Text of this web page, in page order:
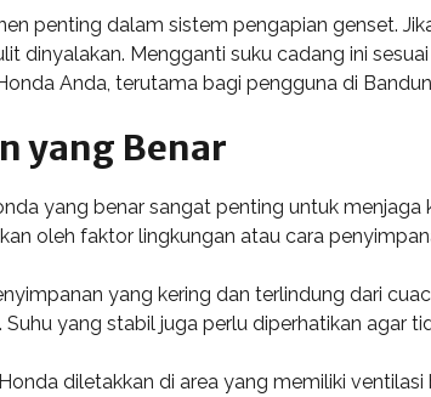
penting dalam sistem pengapian genset.
dinyalakan. Mengganti suku cadang ini
Anda, terutama bagi pengguna di
yang Benar
yang benar sangat penting untuk
oleh faktor lingkungan atau cara
yang kering dan terlindung dari
yang stabil juga perlu diperhatikan agar
diletakkan di area yang memiliki